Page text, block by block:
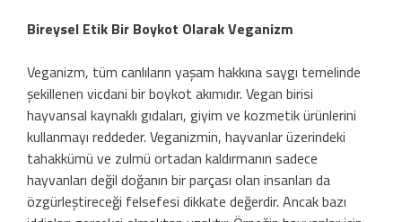
Bireysel Etik Bir Boykot Olarak Veganizm
Veganizm, tüm canlıların yaşam hakkına saygı temelinde
şekillenen vicdani bir boykot akımıdır. Vegan birisi
hayvansal kaynaklı gıdaları, giyim ve kozmetik ürünlerini
kullanmayı reddeder. Veganizmin, hayvanlar üzerindeki
tahakkümü ve zulmü ortadan kaldırmanın sadece
hayvanları değil doğanın bir parçası olan insanları da
özgürleştireceği felsefesi dikkate değerdir. Ancak bazı